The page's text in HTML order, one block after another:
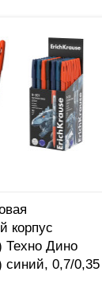
корпус
Техно Дино
синий, 0,7/0,35